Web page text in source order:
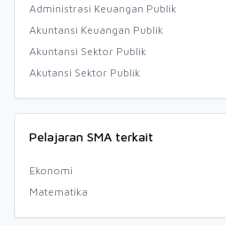
Administrasi Keuangan Publik
Akuntansi Keuangan Publik
Akuntansi Sektor Publik
Akutansi Sektor Publik
Pelajaran SMA terkait
Ekonomi
Matematika